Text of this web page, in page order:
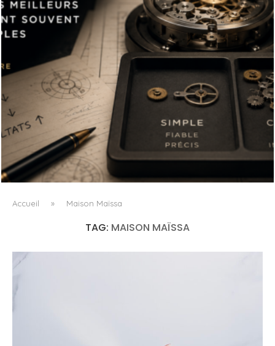
L’OBSESSION DES AGENTS IA MASQUE SOUVENT LE VRAI
Accueil » Maison Maïssa
TAG: MAISON MAÏSSA